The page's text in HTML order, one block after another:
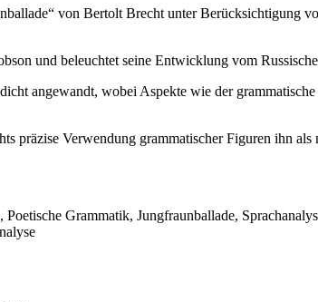
von Bertolt Brecht unter Berücksichtigung
und beleuchtet seine Entwicklung vom
angewandt, wobei Aspekte wie der
präzise Verwendung grammatischer Figuren ihn
Grammatik, Jungfraunballade,